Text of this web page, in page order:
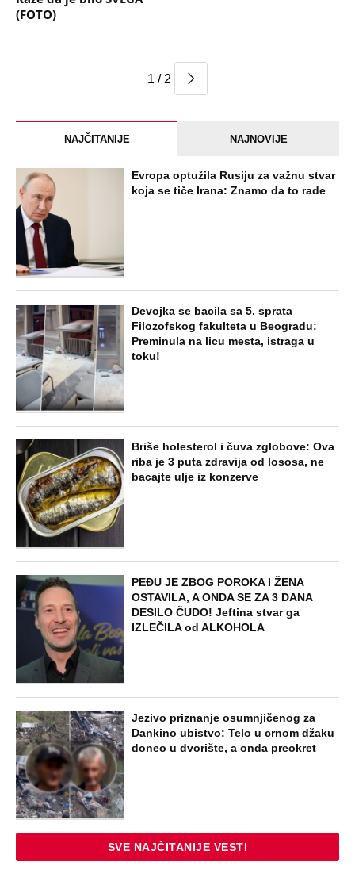
(FOTO)
1 / 2
NAJČITANIJE NAJNOVIJE
Evropa optužila Rusiju za važnu stvar
koja se tiče Irana: Znamo da to rade
Devojka se bacila sa 5. sprata
Filozofskog fakulteta u Beogradu:
Preminula na licu mesta, istraga u
toku!
Briše holesterol i čuva zglobove: Ova
riba je 3 puta zdravija od lososa, ne
bacajte ulje iz konzerve
PEĐU JE ZBOG POROKA I ŽENA
OSTAVILA, A ONDA SE ZA 3 DANA
DESILO ČUDO! Jeftina stvar ga
IZLEČILA od ALKOHOLA
Jezivo priznanje osumnjičenog za
Dankino ubistvo: Telo u crnom džaku
doneo u dvorište, a onda preokret
SVE NAJČITANIJE VESTI